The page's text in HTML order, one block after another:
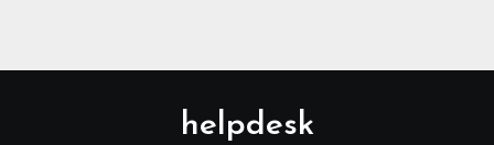
helpdesk